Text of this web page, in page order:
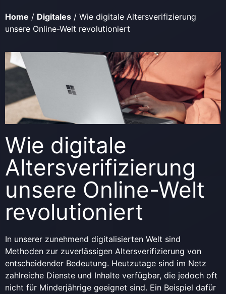
Home / Digitales / Wie digitale Altersverifizierung
unsere Online-Welt revolutioniert
Wie digitale
Altersverifizierung
unsere Online-Welt
revolutioniert
In unserer zunehmend digitalisierten Welt sind
Methoden zur zuverlässigen Altersverifizierung von
entscheidender Bedeutung. Heutzutage sind im Netz
zahlreiche Dienste und Inhalte verfügbar, die jedoch oft
nicht für Minderjährige geeignet sind. Ein Beispiel dafür